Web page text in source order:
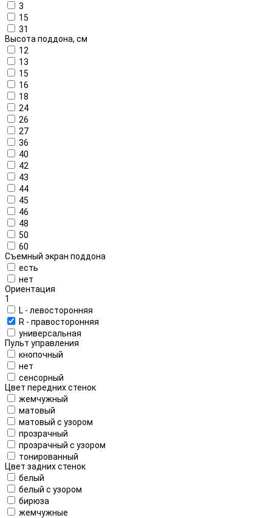
3
15
31
Высота поддона, см
12
13
15
16
18
24
26
27
36
40
42
43
44
45
46
48
50
60
Съемный экран поддона
есть
нет
Ориентация
1
L - левосторонняя
R - правосторонняя
универсальная
Пульт управления
кнопочный
нет
сенсорный
Цвет передних стенок
жемчужный
матовый
матовый с узором
прозрачный
прозрачный с узором
тонированный
Цвет задних стенок
белый
белый с узором
бирюза
жемчужные